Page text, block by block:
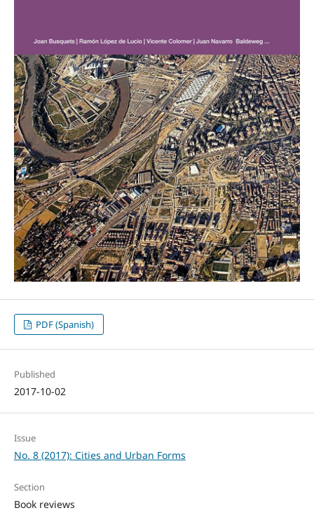
PDF (Spanish)
Published
2017-10-02
Issue
No. 8 (2017): Cities and Urban Forms
Section
Book reviews